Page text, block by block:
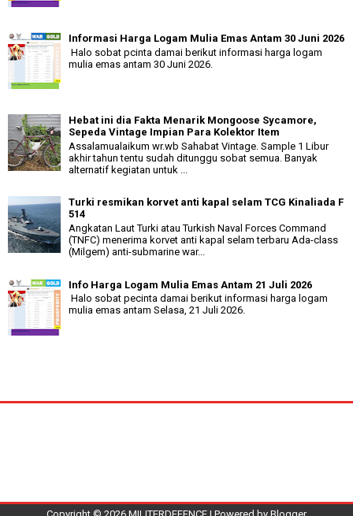
Informasi Harga Logam Mulia Emas Antam 30 Juni 2026
Halo sobat pcinta damai berikut informasi harga logam
mulia emas antam 30 Juni 2026.
Hebat ini dia Fakta Menarik Mongoose Sycamore,
Sepeda Vintage Impian Para Kolektor Item
Assalamualaikum wr.wb Sahabat Vintage. Sample 1 Libur
akhir tahun tentu sudah ditunggu sobat semua. Banyak
alternatif kegiatan untuk ...
Turki resmikan korvet anti kapal selam TCG Kinaliada F
514
Angkatan Laut Turki atau Turkish Naval Forces Command
(TNFC) menerima korvet anti kapal selam terbaru Ada-class
(Milgem) anti-submarine war...
Info Harga Logam Mulia Emas Antam 21 Juli 2026
Halo sobat pecinta damai berikut informasi harga logam
mulia emas antam Selasa, 21 Juli 2026.